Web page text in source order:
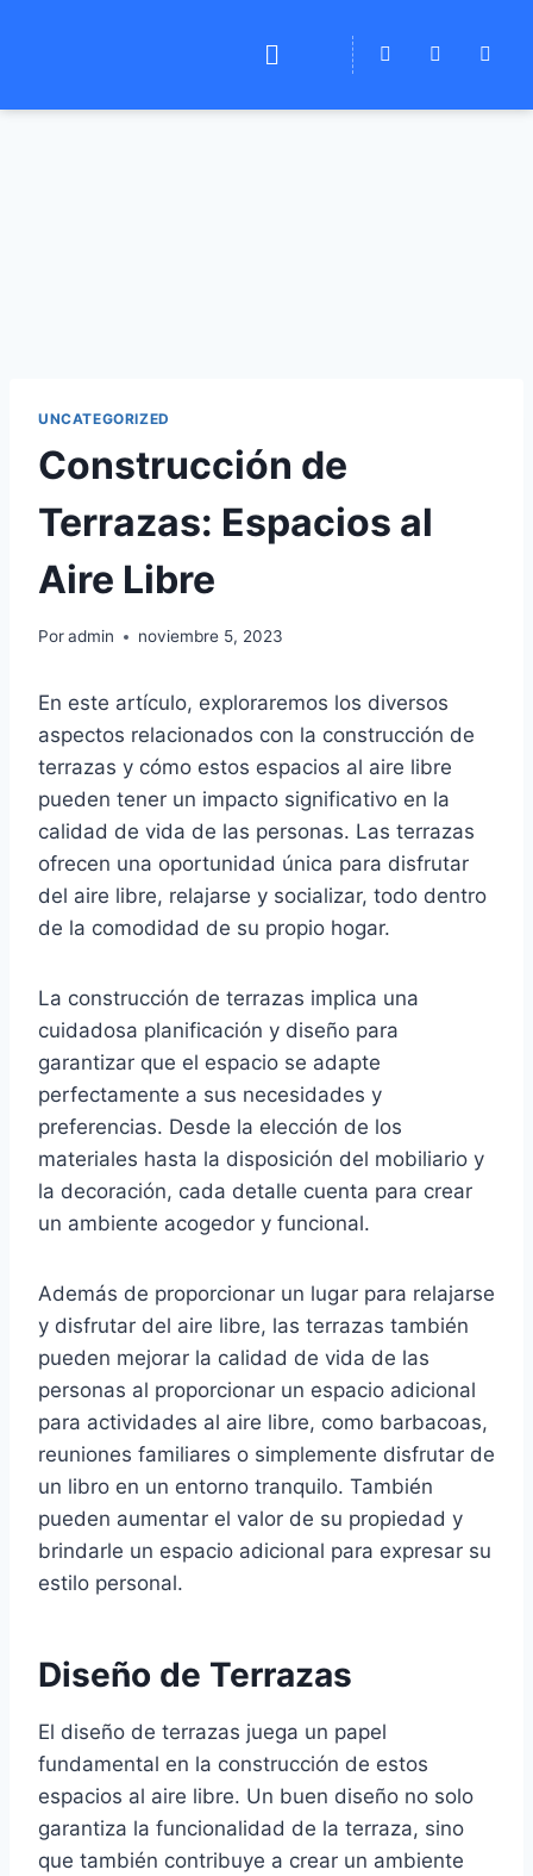
UNCATEGORIZED
Construcción de
Terrazas: Espacios al
Aire Libre
Poradmin noviembre 5, 2023
En este artículo, exploraremos los diversos
aspectos relacionados con la construcción de
terrazas y cómo estos espacios al aire libre
pueden tener un impacto significativo en la
calidad de vida de las personas. Las terrazas
ofrecen una oportunidad única para disfrutar
del aire libre, relajarse y socializar, todo dentro
de la comodidad de su propio hogar.
La construcción de terrazas implica una
cuidadosa planificación y diseño para
garantizar que el espacio se adapte
perfectamente a sus necesidades y
preferencias. Desde la elección de los
materiales hasta la disposición del mobiliario y
la decoración, cada detalle cuenta para crear
un ambiente acogedor y funcional.
Además de proporcionar un lugar para relajarse
y disfrutar del aire libre, las terrazas también
pueden mejorar la calidad de vida de las
personas al proporcionar un espacio adicional
para actividades al aire libre, como barbacoas,
reuniones familiares o simplemente disfrutar de
un libro en un entorno tranquilo. También
pueden aumentar el valor de su propiedad y
brindarle un espacio adicional para expresar su
estilo personal.
Diseño de Terrazas
El diseño de terrazas juega un papel
fundamental en la construcción de estos
espacios al aire libre. Un buen diseño no solo
garantiza la funcionalidad de la terraza, sino
que también contribuye a crear un ambiente